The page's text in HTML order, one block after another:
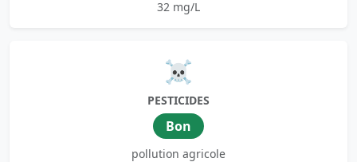
32 mg/L
☠️
PESTICIDES
Bon
pollution agricole